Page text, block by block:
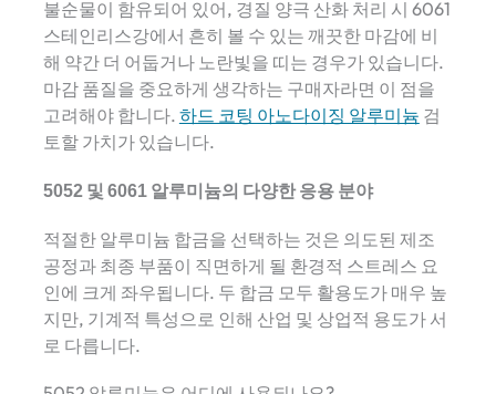
불순물이 함유되어 있어, 경질 양극 산화 처리 시 6061
스테인리스강에서 흔히 볼 수 있는 깨끗한 마감에 비
해 약간 더 어둡거나 노란빛을 띠는 경우가 있습니다.
마감 품질을 중요하게 생각하는 구매자라면 이 점을
고려해야 합니다. 하드 코팅 아노다이징 알루미늄 검
토할 가치가 있습니다.
5052 및 6061 알루미늄의 다양한 응용 분야
적절한 알루미늄 합금을 선택하는 것은 의도된 제조
공정과 최종 부품이 직면하게 될 환경적 스트레스 요
인에 크게 좌우됩니다. 두 합금 모두 활용도가 매우 높
지만, 기계적 특성으로 인해 산업 및 상업적 용도가 서
로 다릅니다.